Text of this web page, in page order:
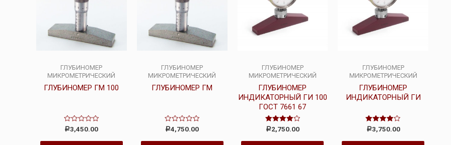
ГЛУБИНОМЕР
МИКРОМЕТРИЧЕСКИЙ
ГЛУБИНОМЕР ГМ 100
Оценка
из
Р3,450.00
ГЛУБИНОМЕР
МИКРОМЕТРИЧЕСКИЙ
ГЛУБИНОМЕР ГМ
Оценка
из
Р4,750.00
ГЛУБИНОМЕР
МИКРОМЕТРИЧЕСКИЙ
ГЛУБИНОМЕР
ИНДИКАТОРНЫЙ ГИ 100
ГОСТ 7661 67
Оценка
4.00
из 5
Р2,750.00
ГЛУБИНОМЕР
МИКРОМЕТРИЧЕСКИЙ
ГЛУБИНОМЕР
ИНДИКАТОРНЫЙ ГИ
Оценка
4.00
из 5
Р3,750.00